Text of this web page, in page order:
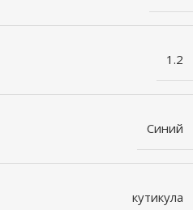
1.2
Синий
кутикула